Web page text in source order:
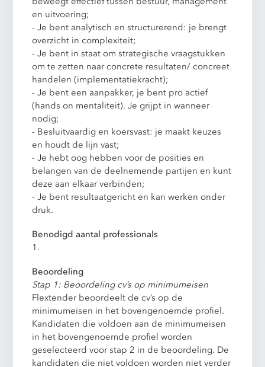
en uitvoering;
- Je bent analytisch en structurerend: je brengt
overzicht in complexiteit;
- Je bent in staat om strategische vraagstukken
om te zetten naar concrete resultaten/ concreet
handelen (implementatiekracht);
- Je bent een aanpakker, je bent pro actief
(hands on mentaliteit). Je grijpt in wanneer
nodig;
- Besluitvaardig en koersvast: je maakt keuzes
en houdt de lijn vast;
- Je hebt oog hebben voor de posities en
belangen van de deelnemende partijen en kunt
deze aan elkaar verbinden;
- Je bent resultaatgericht en kan werken onder
druk.
Benodigd aantal professionals
1.
Beoordeling
Stap 1: Beoordeling cv’s op minimumeisen
Flextender beoordeelt de cv’s op de
minimumeisen in het bovengenoemde profiel.
Kandidaten die voldoen aan de minimumeisen
in het bovengenoemde profiel worden
geselecteerd voor stap 2 in de beoordeling. De
kandidaten die niet voldoen worden niet verder